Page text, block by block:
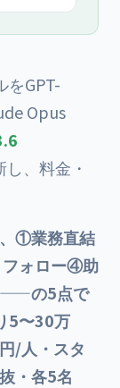
GPT-
Opus
、料金・
①業務直結
ォロー④助
——の5点で
5〜30万
/人・スタ
・各5名